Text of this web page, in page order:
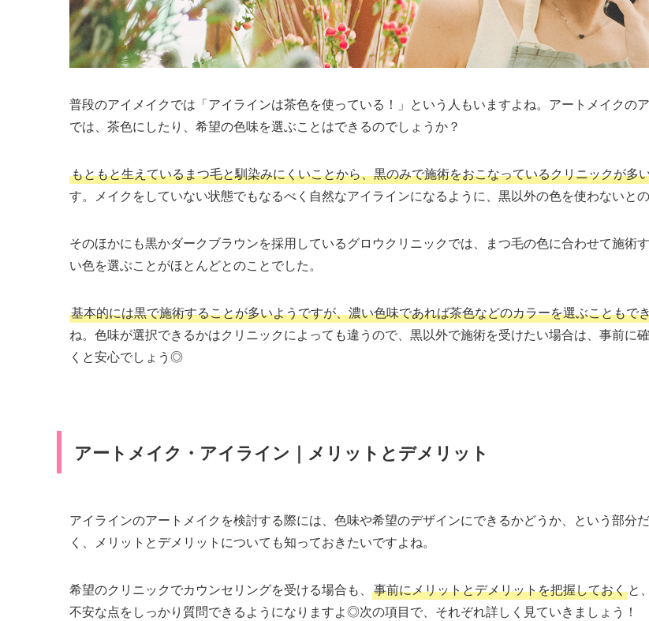
普段のアイメイクでは「アイラインは茶色を使っている！」という人もいますよね。アートメイクの
では、茶色にしたり、希望の色味を選ぶことはできるのでしょうか？
もともと生えているまつ毛と馴染みにくいことから、黒のみで施術をおこなっているクリニックが多
す。メイクをしていない状態でもなるべく自然なアイラインになるように、黒以外の色を使わないとの
そのほかにも黒かダークブラウンを採用しているグロウクリニックでは、まつ毛の色に合わせて施術
い色を選ぶことがほとんどとのことでした。
基本的には黒で施術することが多いようですが、濃い色味であれば茶色などのカラーを選ぶこともで
ね。色味が選択できるかはクリニックによっても違うので、黒以外で施術を受けたい場合は、事前に
くと安心でしょう◎
アートメイク・アイライン｜メリットとデメリット
アイラインのアートメイクを検討する際には、色味や希望のデザインにできるかどうか、という部分
く、メリットとデメリットについても知っておきたいですよね。
希望のクリニックでカウンセリングを受ける場合も、 事前にメリットとデメリットを把握しておくと
不安な点をしっかり質問できるようになりますよ◎次の項目で、それぞれ詳しく見ていきましょう！